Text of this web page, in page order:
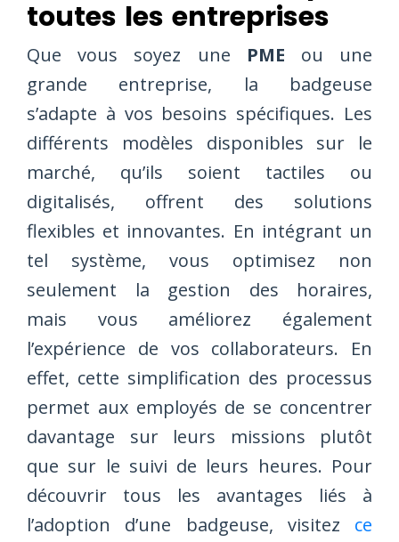
toutes les entreprises
Que vous soyez une PME ou une
grande entreprise, la badgeuse
s’adapte à vos besoins spécifiques. Les
différents modèles disponibles sur le
marché, qu’ils soient tactiles ou
digitalisés, offrent des solutions
flexibles et innovantes. En intégrant un
tel système, vous optimisez non
seulement la gestion des horaires,
mais vous améliorez également
l’expérience de vos collaborateurs. En
effet, cette simplification des processus
permet aux employés de se concentrer
davantage sur leurs missions plutôt
que sur le suivi de leurs heures. Pour
découvrir tous les avantages liés à
l’adoption d’une badgeuse, visitez ce